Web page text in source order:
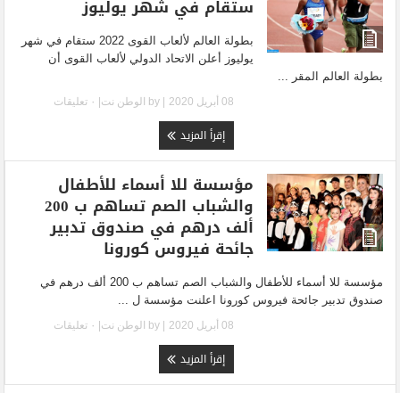
ستقام في شهر يوليوز
بطولة العالم لألعاب القوى 2022 ستقام في شهر
يوليوز أعلن الاتحاد الدولي لألعاب القوى أن
بطولة العالم المقر ...
08 أبريل 2020 | by الوطن نت
إقرأ المزيد
مؤسسة للا أسماء للأطفال
والشباب الصم تساهم ب 200
ألف درهم في صندوق تدبير
جائحة فيروس كورونا
مؤسسة للا أسماء للأطفال والشباب الصم تساهم ب 200 ألف درهم في
صندوق تدبير جائحة فيروس كورونا اعلنت مؤسسة ل ...
08 أبريل 2020 | by الوطن نت
إقرأ المزيد